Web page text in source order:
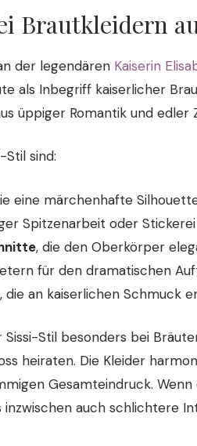
Brautkleidern
der legendären Kaiserin
als Inbegriff kaiserlicher
üppiger Romantik und edler
Stil sind:
eine märchenhafte
Spitzenarbeit oder Stickerei
, die den Oberkörper
für den dramatischen
, die an kaiserlichen Schmuck
Stil besonders bei
heiraten. Die Kleider
Gesamteindruck.
auch schlichtere